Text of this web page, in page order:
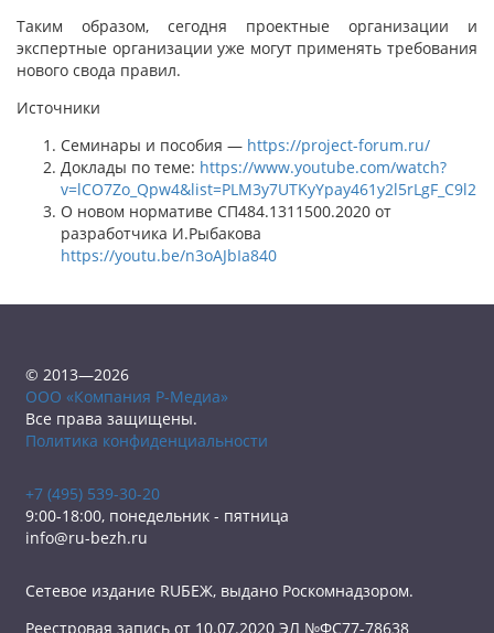
Таким образом, сегодня проектные организации и
экспертные организации уже могут применять требования
нового свода правил.
Источники
Семинары и пособия — https://project-forum.ru/
Доклады по теме: https://www.youtube.com/watch?
О новом нормативе СП484.1311500.2020 от
разработчика И.Рыбакова
https://youtu.be/n3oAJbIa840
© 2013—2026
ООО «Компания Р-Медиа»
Все права защищены.
Политика конфиденциальности
+7 (495) 539-30-20
9:00-18:00, понедельник - пятница
info@ru-bezh.ru
Сетевое издание RUБЕЖ, выдано Роскомнадзором.
Реестровая запись от 10.07.2020 ЭЛ №ФС77-78638